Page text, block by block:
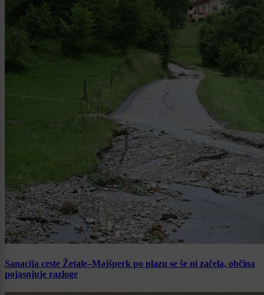
Sanacija ceste Žetale–Majšperk po plazu se še ni začela, občina
pojasnjuje razloge